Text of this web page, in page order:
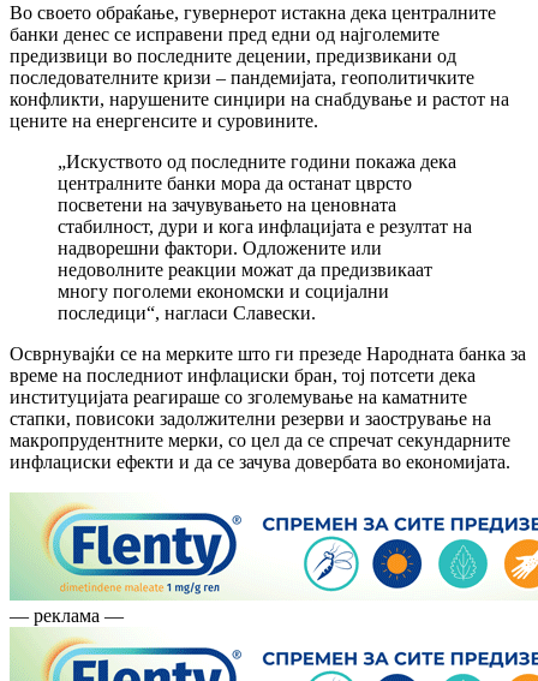
Во своето обраќање, гувернерот истакна дека централните
банки денес се исправени пред едни од најголемите
предизвици во последните децении, предизвикани од
последователните кризи – пандемијата, геополитичките
конфликти, нарушените синџири на снабдување и растот на
цените на енергенсите и суровините.
„Искуството од последните години покажа дека
централните банки мора да останат цврсто
посветени на зачувувањето на ценовната
стабилност, дури и кога инфлацијата е резултат на
надворешни фактори. Одложените или
недоволните реакции можат да предизвикаат
многу поголеми економски и социјални
последици“, нагласи Славески.
Осврнувајќи се на мерките што ги презеде Народната банка за
време на последниот инфлациски бран, тој потсети дека
институцијата реагираше со зголемување на каматните
стапки, повисоки задолжителни резерви и заострување на
макропрудентните мерки, со цел да се спречат секундарните
инфлациски ефекти и да се зачува довербата во економијата.
— реклама —